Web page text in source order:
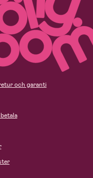
och garanti